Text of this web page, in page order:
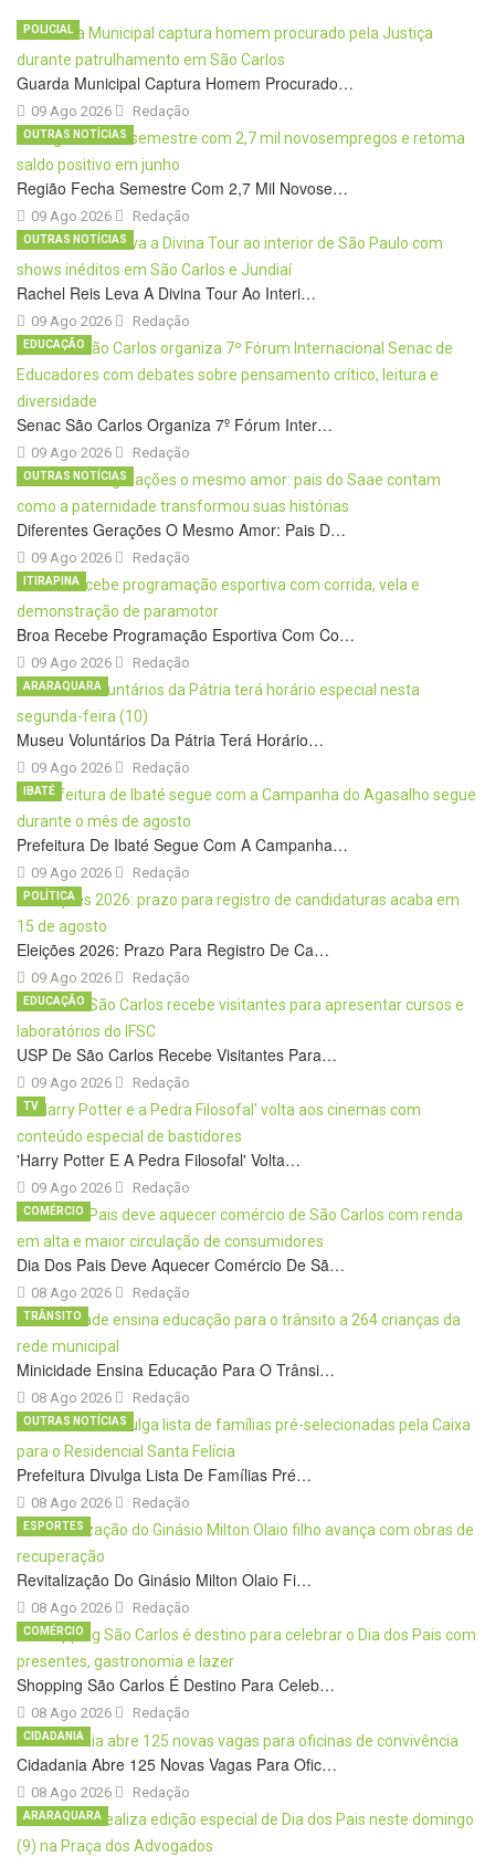
Guarda Municipal Captura Homem Procurado…
09 Ago 2026
POLICIAL
Redação
Região Fecha Semestre Com 2,7 Mil Novose…
09 Ago 2026
OUTRAS NOTÍCIAS
Redação
Rachel Reis Leva A Divina Tour Ao Interi…
09 Ago 2026
OUTRAS NOTÍCIAS
Redação
Senac São Carlos Organiza 7º Fórum Inter…
09 Ago 2026
EDUCAÇÃO
Redação
Diferentes Gerações O Mesmo Amor: Pais D…
09 Ago 2026
OUTRAS NOTÍCIAS
Redação
Broa Recebe Programação Esportiva Com Co…
09 Ago 2026
ITIRAPINA
Redação
Museu Voluntários Da Pátria Terá Horário…
09 Ago 2026
ARARAQUARA
Redação
Prefeitura De Ibaté Segue Com A Campanha…
09 Ago 2026
IBATÉ
Redação
Eleições 2026: Prazo Para Registro De Ca…
09 Ago 2026
POLÍTICA
Redação
USP De São Carlos Recebe Visitantes Para…
09 Ago 2026
EDUCAÇÃO
Redação
'Harry Potter E A Pedra Filosofal' Volta…
09 Ago 2026
TV
Redação
Dia Dos Pais Deve Aquecer Comércio De Sã…
08 Ago 2026
COMÉRCIO
Redação
Minicidade Ensina Educação Para O Trânsi…
08 Ago 2026
TRÂNSITO
Redação
Prefeitura Divulga Lista De Famílias Pré…
08 Ago 2026
OUTRAS NOTÍCIAS
Redação
Revitalização Do Ginásio Milton Olaio Fi…
08 Ago 2026
ESPORTES
Redação
Shopping São Carlos É Destino Para Celeb…
08 Ago 2026
COMÉRCIO
Redação
Cidadania Abre 125 Novas Vagas Para Ofic…
08 Ago 2026
CIDADANIA
Redação
ARARAQUARA